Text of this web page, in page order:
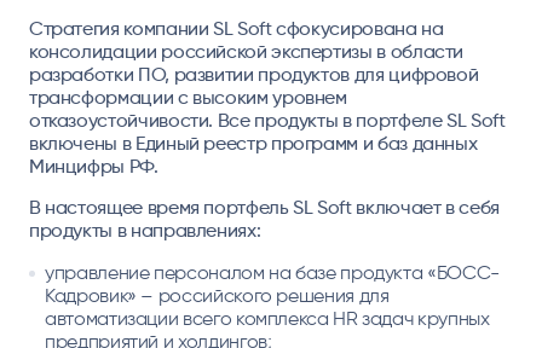
Стратегия компании SL Soft сфокусирована на
консолидации российской экспертизы в области
разработки ПО, развитии продуктов для цифровой
трансформации с высоким уровнем
отказоустойчивости. Все продукты в портфеле SL Soft
включены в Единый реестр программ и баз данных
Минцифры РФ.
В настоящее время портфель SL Soft включает в себя
продукты в направлениях:
управление персоналом на базе продукта «БОСС-
Кадровик» – российского решения для
автоматизации всего комплекса HR задач крупных
предприятий и холдингов;